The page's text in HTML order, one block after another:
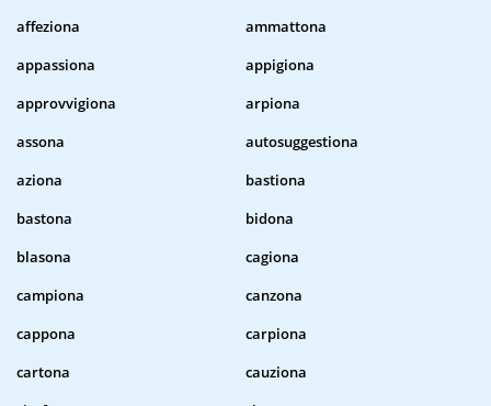
affeziona
ammattona
appassiona
appigiona
approvvigiona
arpiona
assona
autosuggestiona
aziona
bastiona
bastona
bidona
blasona
cagiona
campiona
canzona
cappona
carpiona
cartona
cauziona